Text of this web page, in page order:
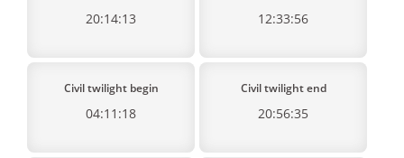
20:14:13 12:33:56
Civil twilight begin
04:11:18
Civil twilight end
20:56:35